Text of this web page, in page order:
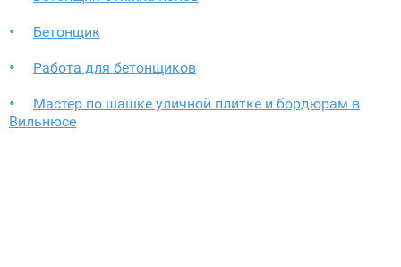
Бетонщик
Работа для бетонщиков
Мастер по шашке уличной плитке и бордюрам в
Вильнюсе